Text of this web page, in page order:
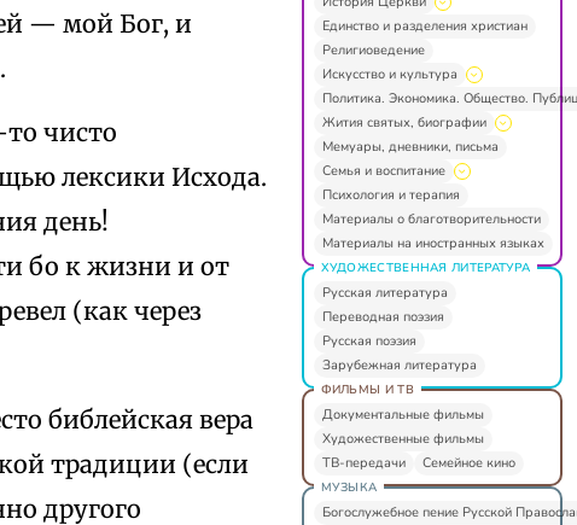
— мой Бог, и
чисто
лексики Исхода.
день!
бо к жизни и от
(как через
библейская вера
традиции (если
другого
Единство и разделения христиан
Религиоведение
Искусство и культура
Политика. Экономика. Общество.
Жития святых, биографии
Мемуары, дневники, письма
Семья и воспитание
Психология и терапия
Материалы о благотворительности
Материалы на иностранных языках
ХУДОЖЕСТВЕННАЯ ЛИТЕРАТУРА
Русская литература
Переводная поэзия
Русская поэзия
Зарубежная литература
ФИЛЬМЫ И ТВ
Документальные фильмы
Художественные фильмы
ТВ-передачи
Семейное кино
МУЗЫКА
Богослужебное пение Русской